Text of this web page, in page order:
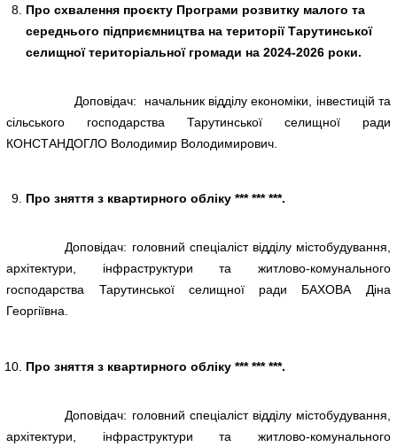
Про схвалення проєкту Програми розвитку малого та
середнього підприємництва на території Тарутинської
селищної територіальної громади на 2024-2026 роки.
Доповідач: начальник відділу економіки, інвестицій та
сільського господарства Тарутинської селищної ради
КОНСТАНДОГЛО Володимир Володимирович.
Про зняття з квартирного обліку *** *** ***.
Доповідач: головний спеціаліст відділу містобудування,
архітектури, інфраструктури та житлово-комунального
господарства Тарутинської селищної ради БАХОВА Діна
Георгіївна.
Про зняття з квартирного обліку *** *** ***.
Доповідач: головний спеціаліст відділу містобудування,
архітектури, інфраструктури та житлово-комунального